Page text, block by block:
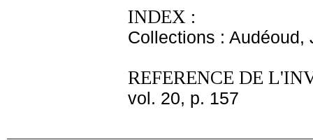
INDEX :
Collections : Audéoud,
REFERENCE DE
vol. 20, p. 157